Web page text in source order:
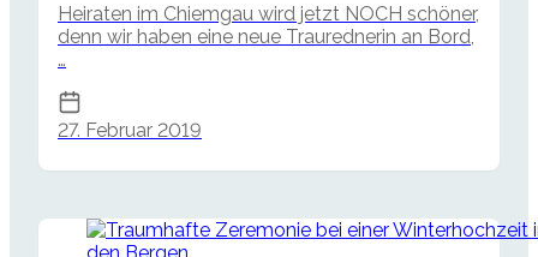
Heiraten im Chiemgau wird jetzt NOCH schöner,
denn wir haben eine neue Traurednerin an Bord,
…
27. Februar 2019